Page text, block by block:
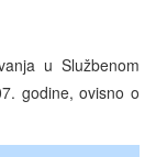
u Službenom
godine, ovisno o